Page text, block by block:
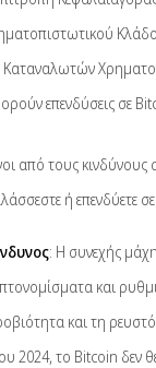
Καταναλωτών
επενδύσεις σε
από τους κινδύνους
ή επενδύετε
: Η συνεχής
και
και τη
2024, το Bitcoin δεν